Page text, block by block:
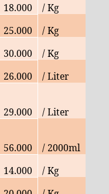
18.000
/ Kg
25.000
/ Kg
30.000
/ Kg
26.000
/ Liter
29.000
/ Liter
56.000
/ 2000ml
14.000
/ Kg